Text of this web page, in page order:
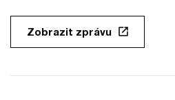
Zobrazit zprávu